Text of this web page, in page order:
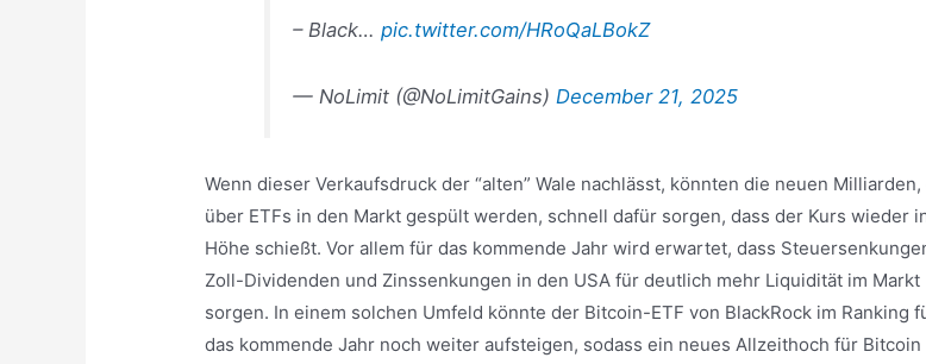
– Black…pic.twitter.com/HRoQaLBokZ
— NoLimit (@NoLimitGains)December 21, 2025
Wenn dieser Verkaufsdruck der “alten” Wale nachlässt, könnten die neuen Milliarden,
über ETFs in den Markt gespült werden, schnell dafür sorgen, dass der Kurs wieder
Höhe schießt. Vor allem für das kommende Jahr wird erwartet, dass
Zoll-Dividenden und Zinssenkungen in den USA für deutlich mehr Liquidität im Markt
sorgen. In einem solchen Umfeld könnte der Bitcoin-ETF von BlackRock im Ranking
das kommende Jahr noch weiter aufsteigen, sodass ein neues Allzeithoch für Bitcoin